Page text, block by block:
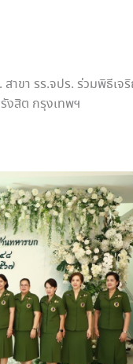
ขา รร.จปร. ร่วมพิธีเ
งสิต กรุงเทพฯ